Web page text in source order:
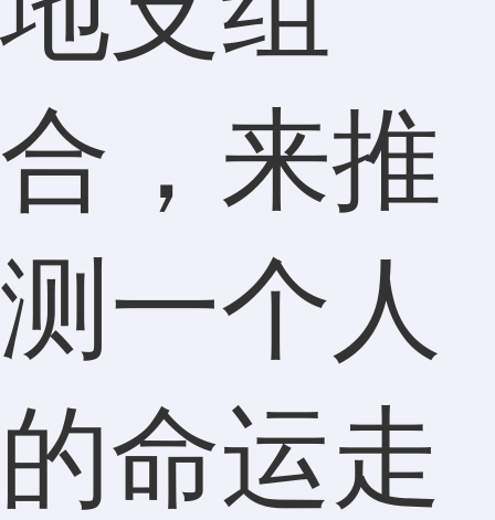
合，来推
测一个人
的命运走